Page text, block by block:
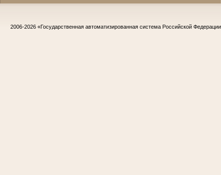
2006-2026 «Государственная автоматизированная система Российской